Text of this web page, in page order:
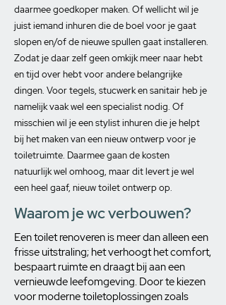
daarmee goedkoper maken. Of wellicht wil je
juist iemand inhuren die de boel voor je gaat
slopen en/of de nieuwe spullen gaat installeren.
Zodat je daar zelf geen omkijk meer naar hebt
en tijd over hebt voor andere belangrijke
dingen. Voor tegels, stucwerk en sanitair heb je
namelijk vaak wel een specialist nodig. Of
misschien wil je een stylist inhuren die je helpt
bij het maken van een nieuw ontwerp voor je
toiletruimte. Daarmee gaan de kosten
natuurlijk wel omhoog, maar dit levert je wel
een heel gaaf, nieuw toilet ontwerp op.
Waarom je wc verbouwen?
Een toilet renoveren is meer dan alleen een
frisse uitstraling; het verhoogt het comfort,
bespaart ruimte en draagt bij aan een
vernieuwde leefomgeving. Door te kiezen
voor moderne toiletoplossingen zoals